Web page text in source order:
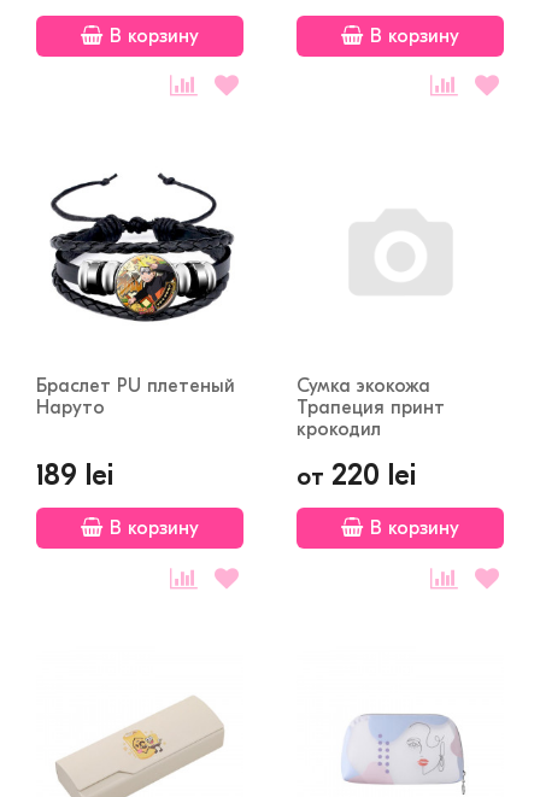
В корзину В корзину
Браслет PU плетеный
Наруто
189 lei
В корзину
Сумка экокожа
Трапеция принт
крокодил
от 220 lei
В корзину